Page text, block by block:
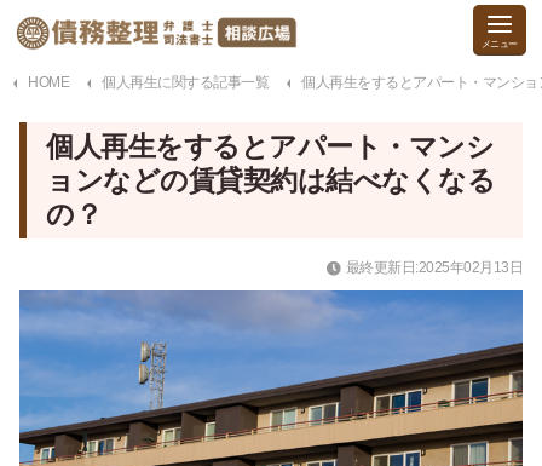
HOME 個人再生に関する記事一覧 個人再生をするとアパート・マンシ
個人再生をするとアパート・マンシ
ョンなどの賃貸契約は結べなくなる
の？
最終更新日:2025年02月13日